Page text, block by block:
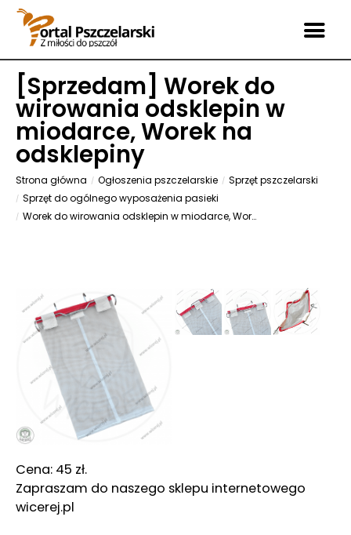
[Sprzedam] Worek do
wirowania odsklepin w
miodarce, Worek na
odsklepiny
Strona główna Ogłoszenia pszczelarskie
Sprzęt pszczelarski
Sprzęt do ogólnego wyposażenia pasieki
Worek do wirowania odsklepin w miodarce, Worek na odsklepiny
Cena: 45 zł.
Zapraszam do naszego sklepu internetowego
wicerej.pl